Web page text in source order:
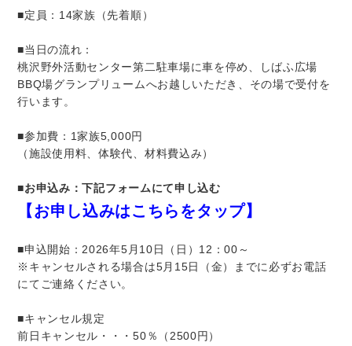
■定員：14家族（先着順）
■当日の流れ：
桃沢野外活動センター第二駐車場に車を停め、しばふ広場
BBQ場グランプリュームへお越しいただき、その場で受付を
行います。
■参加費：1家族5,000円
（施設使用料、体験代、材料費込み）
■お申込み：下記フォームにて申し込む
【お申し込みはこちらをタップ】
■申込開始：2026年5月10日（日）12：00～
※キャンセルされる場合は5月15日（金）までに必ずお電話
にてご連絡ください。
■キャンセル規定
前日キャンセル・・・50％（2500円）